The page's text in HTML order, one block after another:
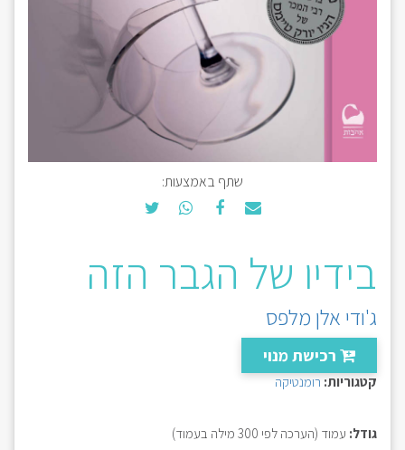
שתף באמצעות:
בידיו של הגבר הזה
ג'ודי אלן מלפס
רכישת מנוי
קטגוריות: רומנטיקה
גודל: עמוד (הערכה לפי 300 מילה בעמוד)